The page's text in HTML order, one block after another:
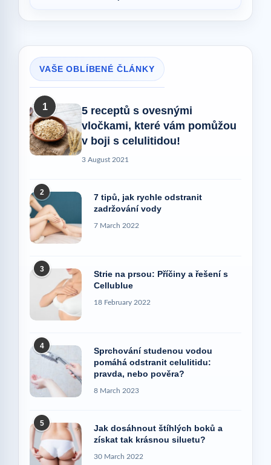
VAŠE OBLÍBENÉ ČLÁNKY
1
5 receptů s ovesnými
vločkami, které vám pomůžou
v boji s celulitidou!
3 August 2021
2
7 tipů, jak rychle odstranit
zadržování vody
7 March 2022
3
Strie na prsou: Příčiny a řešení s
Cellublue
18 February 2022
4
Sprchování studenou vodou
pomáhá odstranit celulitidu:
pravda, nebo pověra?
8 March 2023
5
Jak dosáhnout štíhlých boků a
získat tak krásnou siluetu?
30 March 2022